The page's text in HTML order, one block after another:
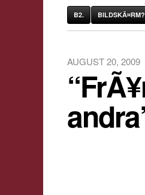
B2. BILDSKÃ¤RM?
AUGUST 20, 2009